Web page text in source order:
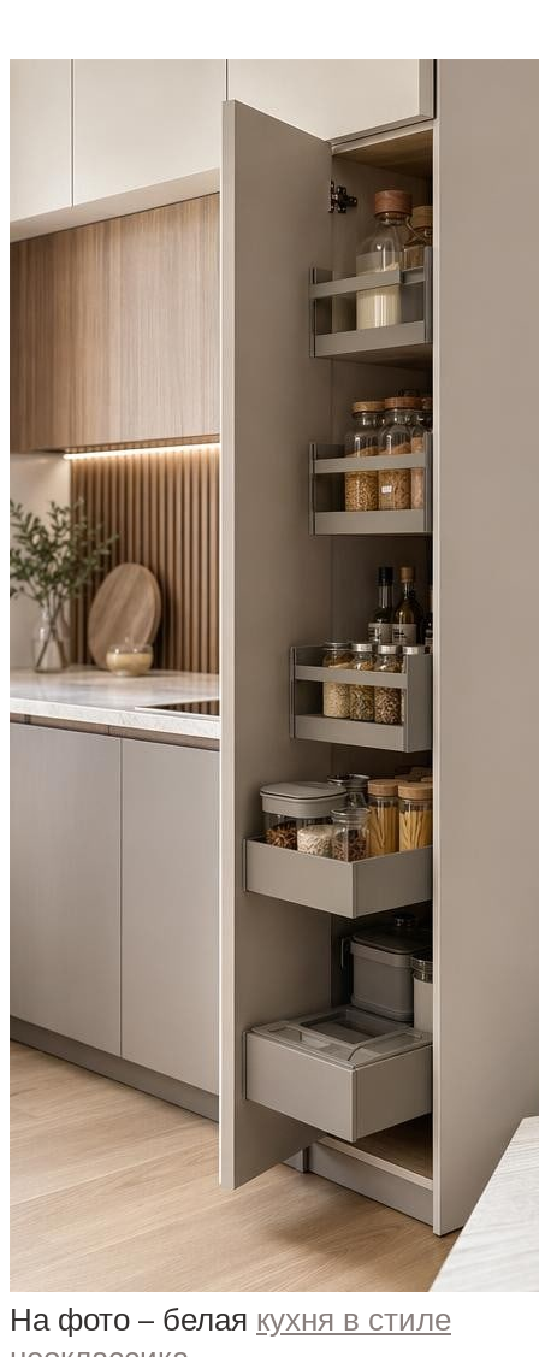
На фото – белая кухня в стиле